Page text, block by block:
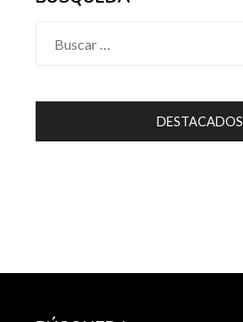
DESTACADOS